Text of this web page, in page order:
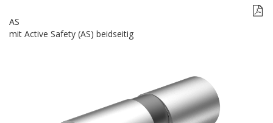

AS
mit Active Safety (AS) beidseitig